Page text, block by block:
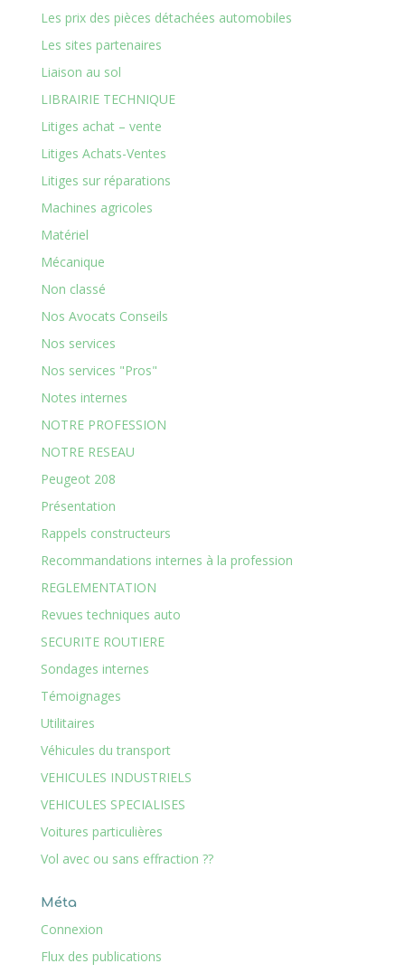
Les prix des pièces détachées automobiles
Les sites partenaires
Liaison au sol
LIBRAIRIE TECHNIQUE
Litiges achat – vente
Litiges Achats-Ventes
Litiges sur réparations
Machines agricoles
Matériel
Mécanique
Non classé
Nos Avocats Conseils
Nos services
Nos services "Pros"
Notes internes
NOTRE PROFESSION
NOTRE RESEAU
Peugeot 208
Présentation
Rappels constructeurs
Recommandations internes à la profession
REGLEMENTATION
Revues techniques auto
SECURITE ROUTIERE
Sondages internes
Témoignages
Utilitaires
Véhicules du transport
VEHICULES INDUSTRIELS
VEHICULES SPECIALISES
Voitures particulières
Vol avec ou sans effraction ??
Méta
Connexion
Flux des publications